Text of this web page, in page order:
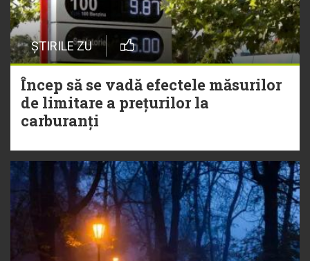
ȘTIRILE ZU
Încep să se vadă efectele măsurilor
de limitare a prețurilor la
carburanți